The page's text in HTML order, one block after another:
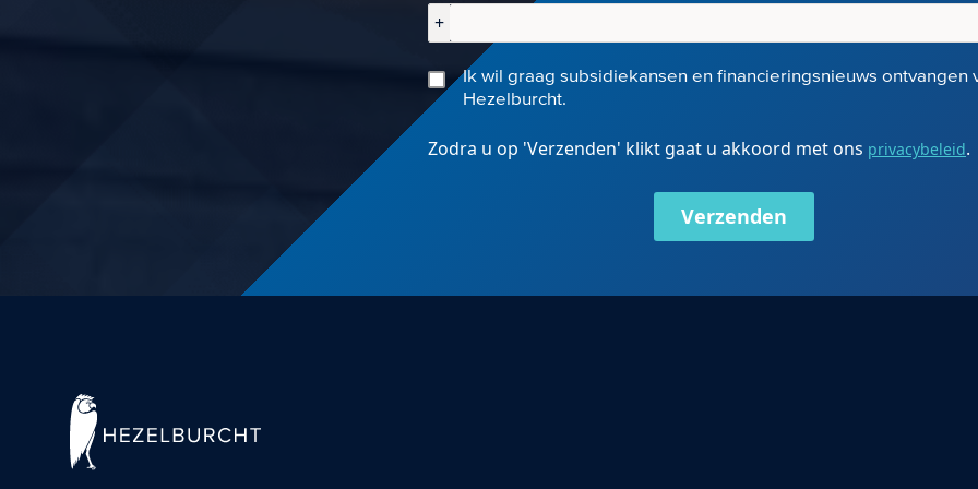
+
Ik wil graag subsidiekansen en financieringsnieuws ontvangen
Hezelburcht.
Zodra u op 'Verzenden' klikt gaat u akkoord met ons privacybeleid.
Verzenden